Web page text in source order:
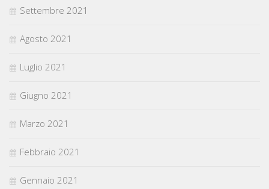
Settembre 2021
Agosto 2021
Luglio 2021
Giugno 2021
Marzo 2021
Febbraio 2021
Gennaio 2021